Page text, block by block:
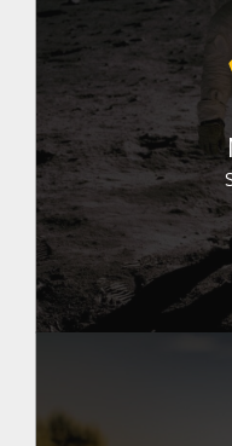
Unir forças
ser
inclusão